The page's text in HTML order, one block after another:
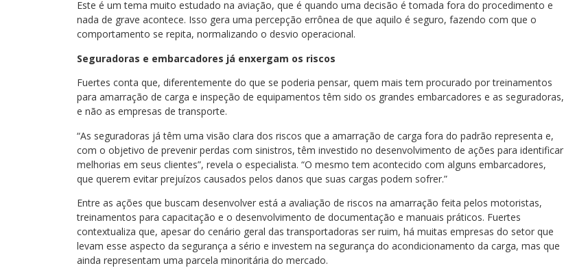
Este é um tema muito estudado na aviação, que é quando uma decisão é tomada fora do procedimento e
nada de grave acontece. Isso gera uma percepção errônea de que aquilo é seguro, fazendo com que o
comportamento se repita, normalizando o desvio operacional.
Seguradoras e embarcadores já enxergam os riscos
Fuertes conta que, diferentemente do que se poderia pensar, quem mais tem procurado por treinamentos
para amarração de carga e inspeção de equipamentos têm sido os grandes embarcadores e as seguradoras,
e não as empresas de transporte.
“As seguradoras já têm uma visão clara dos riscos que a amarração de carga fora do padrão representa e,
com o objetivo de prevenir perdas com sinistros, têm investido no desenvolvimento de ações para identificar
melhorias em seus clientes”, revela o especialista. “O mesmo tem acontecido com alguns embarcadores,
que querem evitar prejuízos causados pelos danos que suas cargas podem sofrer.”
Entre as ações que buscam desenvolver está a avaliação de riscos na amarração feita pelos motoristas,
treinamentos para capacitação e o desenvolvimento de documentação e manuais práticos. Fuertes
contextualiza que, apesar do cenário geral das transportadoras ser ruim, há muitas empresas do setor que
levam esse aspecto da segurança a sério e investem na segurança do acondicionamento da carga, mas que
ainda representam uma parcela minoritária do mercado.